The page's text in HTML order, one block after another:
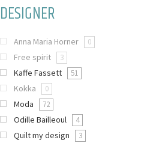
DESIGNER
Anna Maria Horner 0
Free spirit 3
Kaffe Fassett 51
Kokka 0
Moda 72
Odille Bailleoul 4
Quilt my design 3